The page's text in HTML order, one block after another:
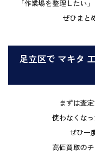
「作業場を整理したい
ぜひまと
足立区で マキタ
まずは査
使わなくな
ぜひ一
高価買取のチ